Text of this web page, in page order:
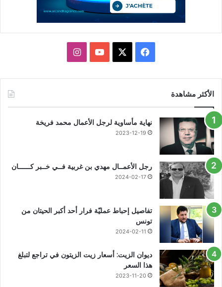
فيسبوك يوتيوبانستقرام
الأكثر مشاهدة
نهاية مأساوية لرجل الأعمال محمد فريخة
2023-12-19
رجل الأعمــال مهدي بن غربية فــي خــبر كــــــان
2024-02-17
تفاصيل إحباط عمليّة فرار أحد أكبر الحيتان من
تونس
2024-02-11
ديوان الزيت: أسعار زيت الزيتون في تراجع لتبلغ
هذا السعر
2023-11-20